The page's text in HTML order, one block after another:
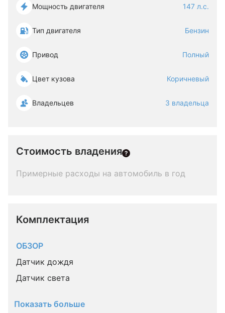
Мощность двигателя 147 л.с.
Тип двигателя Бензин
Привод Полный
Цвет кузова Коричневый
Владельцев 3 владельца
Стоимость владения
Примерные расходы на автомобиль в год
Комплектация
ОБЗОР
Датчик дождя
Датчик света
Показать больше